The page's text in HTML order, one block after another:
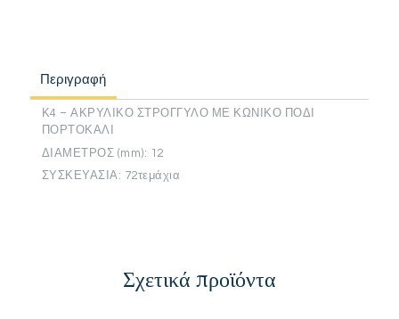
Περιγραφή
Κ4 – ΑΚΡΥΛΙΚΟ ΣΤΡΟΓΓΥΛΟ ΜΕ ΚΩΝΙΚΟ ΠΟΔΙ
ΠΟΡΤΟΚΑΛΙ
ΔΙΑΜΕΤΡΟΣ (mm): 12
ΣΥΣΚΕΥΑΣΙΑ: 72τεμάχια
Σχετικά προϊόντα